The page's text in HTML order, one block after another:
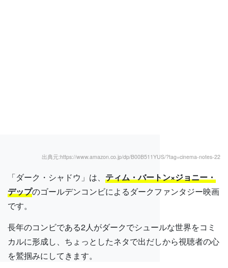
出典元:https://www.amazon.co.jp/dp/B00B511YUS/?tag=cinema-notes-22
「ダーク・シャドウ」は、 ティム・バートン×ジョニー・
デップのゴールデンコンビによるダークファンタジー映画
です。
長年のコンビである2人がダークでシュールな世界をコミ
カルに形成し、ちょっとしたネタで出だしから視聴者の心
を鷲掴みにしてきます。